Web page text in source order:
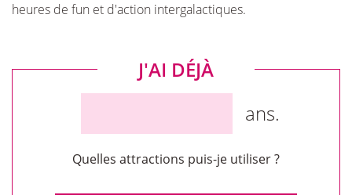
heures de fun et d'action intergalactiques.
J'AI DÉJÀ
ans.
Quelles attractions puis-je utiliser ?